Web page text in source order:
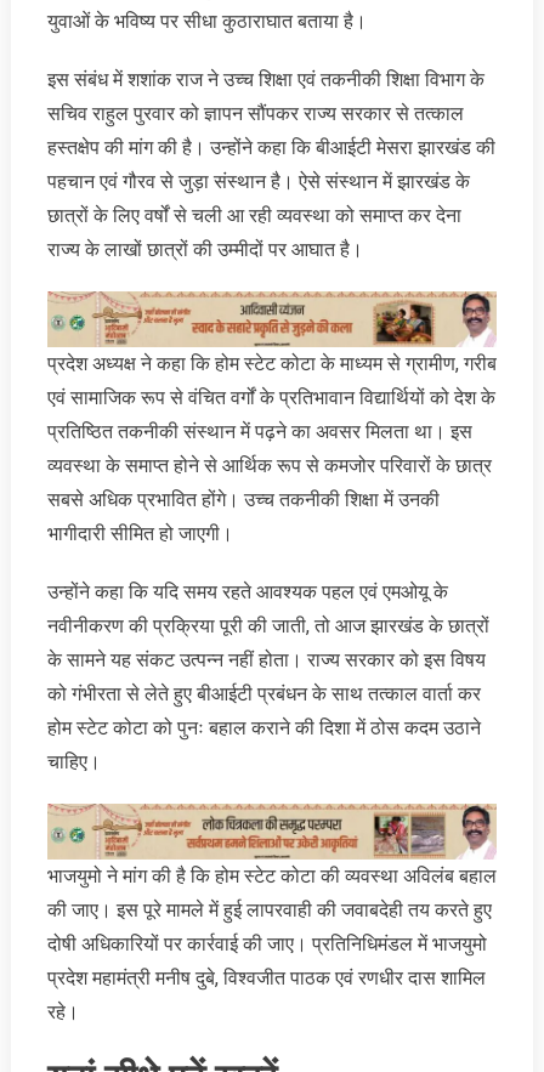
युवाओं के भविष्य पर सीधा कुठाराघात बताया है।
इस संबंध में शशांक राज ने उच्च शिक्षा एवं तकनीकी शिक्षा विभाग के
सचिव राहुल पुरवार को ज्ञापन सौंपकर राज्य सरकार से तत्काल
हस्तक्षेप की मांग की है। उन्होंने कहा कि बीआईटी मेसरा झारखंड की
पहचान एवं गौरव से जुड़ा संस्थान है। ऐसे संस्थान में झारखंड के
छात्रों के लिए वर्षों से चली आ रही व्यवस्था को समाप्त कर देना
राज्य के लाखों छात्रों की उम्मीदों पर आघात है।
प्रदेश अध्‍यक्ष ने कहा कि होम स्टेट कोटा के माध्यम से ग्रामीण, गरीब
एवं सामाजिक रूप से वंचित वर्गों के प्रतिभावान विद्यार्थियों को देश के
प्रतिष्ठित तकनीकी संस्थान में पढ़ने का अवसर मिलता था। इस
व्यवस्था के समाप्त होने से आर्थिक रूप से कमजोर परिवारों के छात्र
सबसे अधिक प्रभावित होंगे। उच्च तकनीकी शिक्षा में उनकी
भागीदारी सीमित हो जाएगी।
उन्होंने कहा कि यदि समय रहते आवश्यक पहल एवं एमओयू के
नवीनीकरण की प्रक्रिया पूरी की जाती, तो आज झारखंड के छात्रों
के सामने यह संकट उत्पन्न नहीं होता। राज्य सरकार को इस विषय
को गंभीरता से लेते हुए बीआईटी प्रबंधन के साथ तत्काल वार्ता कर
होम स्टेट कोटा को पुनः बहाल कराने की दिशा में ठोस कदम उठाने
चाहिए।
भाजयुमो ने मांग की है कि होम स्टेट कोटा की व्यवस्था अविलंब बहाल
की जाए। इस पूरे मामले में हुई लापरवाही की जवाबदेही तय करते हुए
दोषी अधिकारियों पर कार्रवाई की जाए। प्रतिनिधिमंडल में भाजयुमो
प्रदेश महामंत्री मनीष दुबे, विश्वजीत पाठक एवं रणधीर दास शामिल
रहे।